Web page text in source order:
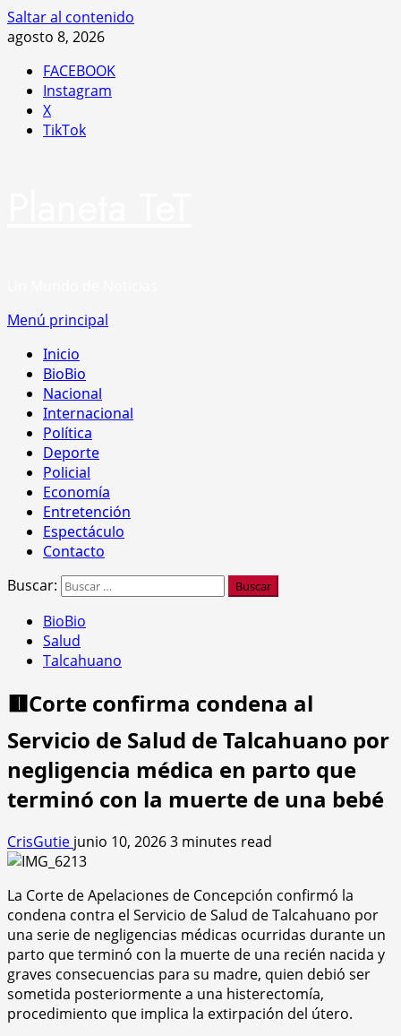
Saltar al contenido
agosto 8, 2026
FACEBOOK
Instagram
X
TikTok
Menú principal
Inicio
BioBio
Nacional
Internacional
Política
Deporte
Policial
Economía
Entretención
Espectáculo
Contacto
Buscar:
BioBio
Salud
Talcahuano
🟥Corte confirma condena al
Servicio de Salud de Talcahuano por
negligencia médica en parto que
terminó con la muerte de una bebé
CrisGutie junio 10, 20263 minutes read
La Corte de Apelaciones de Concepción confirmó la
condena contra el Servicio de Salud de Talcahuano por
una serie de negligencias médicas ocurridas durante un
parto que terminó con la muerte de una recién nacida y
graves consecuencias para su madre, quien debió ser
sometida posteriormente a una histerectomía,
procedimiento que implica la extirpación del útero.